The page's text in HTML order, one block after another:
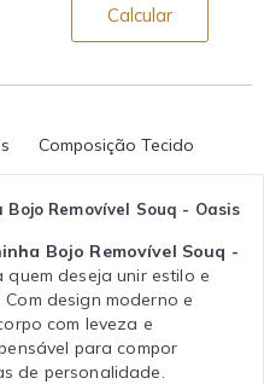
Calcular
Composição Tecido
Removível Souq - Oasis
Bojo Removível Souq -
deseja unir estilo e
design moderno e
com leveza e
para compor
de personalidade.